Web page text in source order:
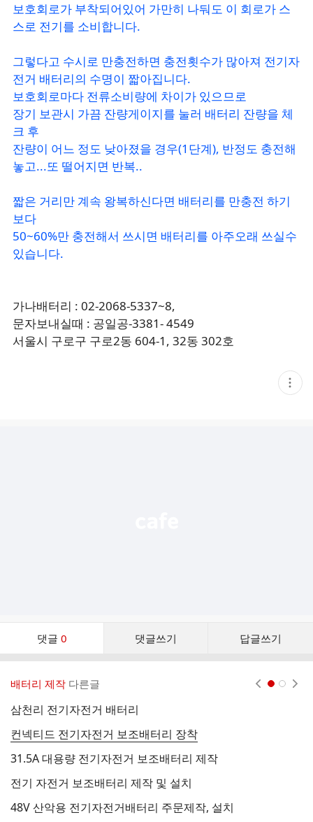
보호회로가 부착되어있어 가만히 나둬도 이 회로가 스
스로 전기를 소비합니다.
그렇다고 수시로 만충전하면 충전횟수가 많아져 전기자
전거 배터리의 수명이 짧아집니다.
보호회로마다 전류소비량에 차이가 있으므로
장기 보관시 가끔 잔량게이지를 눌러 배터리 잔량을 체
크 후
잔량이 어느 정도 낮아졌을 경우(1단계), 반정도 충전해
놓고...또 떨어지면 반복..
짧은 거리만 계속 왕복하신다면 배터리를 만충전 하기
보다
50~60%만 충전해서 쓰시면 배터리를 아주오래 쓰실수
있습니다.
가나배터리 : 02-2068-5337~8,
문자보내실때 : 공일공-3381- 4549
서울시 구로구 구로2동 604-1, 32동 302호
현
재
댓글 0 댓글쓰기 답글쓰기
댓
배터리 제작 다른글
삼천리 전기자전거 배터리
컨넥티드 전기자전거 보조배터리 장착
31.5A 대용량 전기자전거 보조배터리 제작
전기 자전거 보조배터리 제작 및 설치
48V 산악용 전기자전거배터리 주문제작, 설치